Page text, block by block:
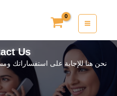
Us
نحن هنا للإجابة على استفساراتك